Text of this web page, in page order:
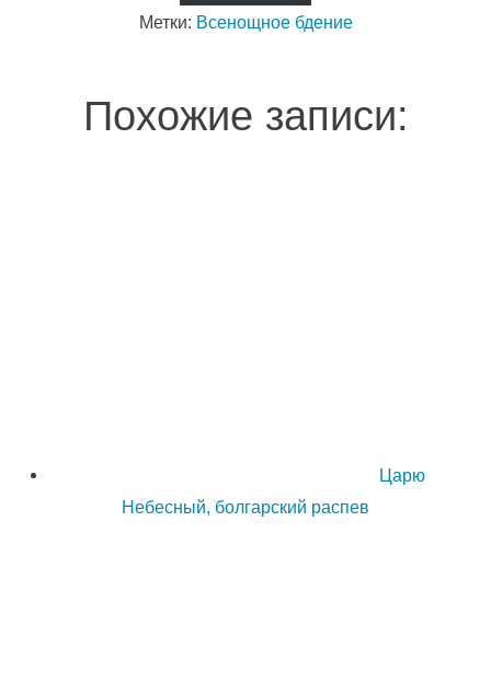
Метки: Всенощное бдение
Похожие записи:
Царю
Небесный, болгарский распев